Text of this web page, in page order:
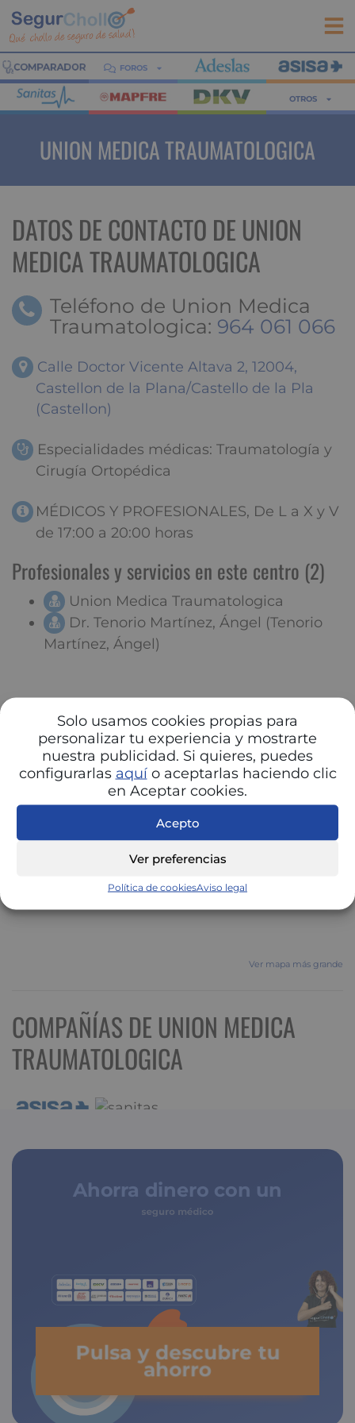
Solo usamos cookies propias para
personalizar tu experiencia y mostrarte
nuestra publicidad. Si quieres, puedes
configurarlas aquío aceptarlas haciendo clic
en Aceptar cookies.
Acepto
Ver preferencias
Política de cookiesAviso legal
FOROS
OTROS
UNION MEDICA TRAUMATOLOGICA
DATOS DE CONTACTO DE UNION
MEDICA TRAUMATOLOGICA
Teléfono de Union Medica
Traumatologica: 964 061 066
Calle Doctor Vicente Altava 2, 12004,
Castellon de la Plana/Castello de la Pla
(Castellon)
Especialidades médicas: Traumatología y
Cirugía Ortopédica
MÉDICOS Y PROFESIONALES, De L a X y V
de 17:00 a 20:00 horas
Profesionales y servicios en este centro (2)
Union Medica Traumatologica
Dr. Tenorio Martínez, Ángel (Tenorio
Martínez, Ángel)
Ver mapa más grande
COMPAÑÍAS DE UNION MEDICA
TRAUMATOLOGICA
Ahorra dinero con un
seguro médico
Pulsa y descubre tu
ahorro